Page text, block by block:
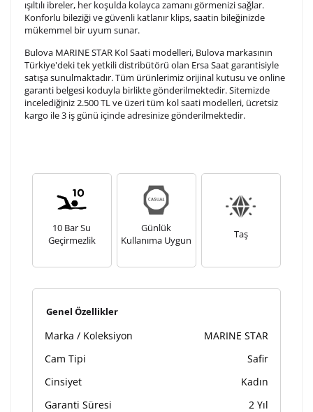
3. Satır
Lütfen font seçiniz
Ön İzleme Kişiselleştir Vazgeç
sebebi ile 1-2 iş günü uzamaktadır. Gravür İşlemi
tamamlandıktan sonra siparişiniz kargoya verilecektir.
Kişiselleştirilmiş
iade ve değişim
yapılamaz.
ışıltılı ibreler, her koşulda kolayca zamanı görmenizi sağlar.
Konforlu bileziği ve güvenli katlanır klips, saatin bileğinizde
mükemmel bir uyum sunar.
Bulova MARINE STAR Kol Saati modelleri, Bulova markasının
Türkiye'deki tek yetkili distribütörü olan Ersa Saat garantisiyle
satışa sunulmaktadır. Tüm ürünlerimiz orijinal kutusu ve online
garanti belgesi koduyla birlikte gönderilmektedir. Sitemizde
incelediğiniz 2.500 TL ve üzeri tüm kol saati modelleri, ücretsiz
kargo ile 3 iş günü içinde adresinize gönderilmektedir.
10 Bar Su
Geçirmezlik
Günlük
Kullanıma Uygun
Taş
Genel Özellikler
Marka / Koleksiyon
MARINE STAR
Cam Tipi
Safir
Cinsiyet
Kadın
Garanti Süresi
2 Yıl